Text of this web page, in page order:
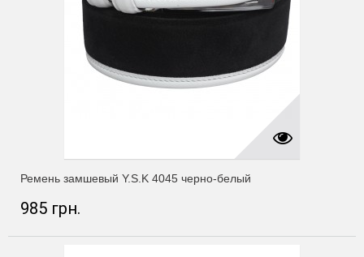
Ремень замшевый Y.S.K 4045 черно-белый
985 грн.